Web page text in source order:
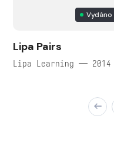
Vydáno
Lipa Pairs
Lipa Learning — 2014